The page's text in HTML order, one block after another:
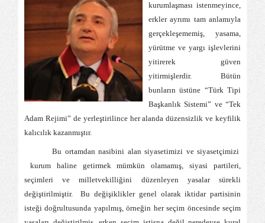
kurumlaşması istenmeyince,
erkler ayrımı tam anlamıyla
gerçekleşememiş, yasama,
yürütme ve yargı işlevlerini
yitirerek güven
yitirmişlerdir. Bütün
bunların üstüne “Türk Tipi
Başkanlık Sistemi” ve “Tek
Adam Rejimi” de yerleştirilince her alanda düzensizlik ve keyfilik
kalıcılık kazanmıştır.
Bu ortamdan nasibini alan siyasetimizi ve siyasetçimizi
kurum haline getirmek mümkün olamamış, siyasi partileri,
seçimleri ve milletvekilliğini düzenleyen yasalar sürekli
değiştirilmiştir.
Bu değişiklikler genel olarak iktidar partisinin
isteği doğrultusunda yapılmış, örneğin her seçim öncesinde seçim